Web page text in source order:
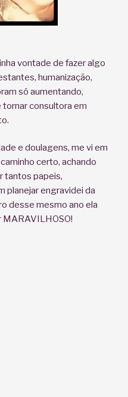
vontade de fazer algo
humanização,
só aumentando,
consultora em
e doulagens, me vi em
certo, achando
tantos papeis,
planejar engravidei da
desse mesmo ano ela
MARAVILHOSO!